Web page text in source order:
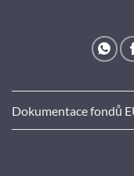
Dokumentace fondů